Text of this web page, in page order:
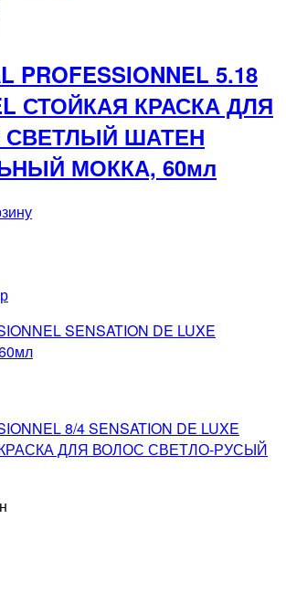
PROFESSIONNEL 5.18
СТОЙКАЯ КРАСКА ДЛЯ
СВЕТЛЫЙ ШАТЕН
МОККА, 60мл
SENSATION DE LUXE
8/4 SENSATION DE LUXE
ДЛЯ ВОЛОС СВЕТЛО-РУСЫЙ